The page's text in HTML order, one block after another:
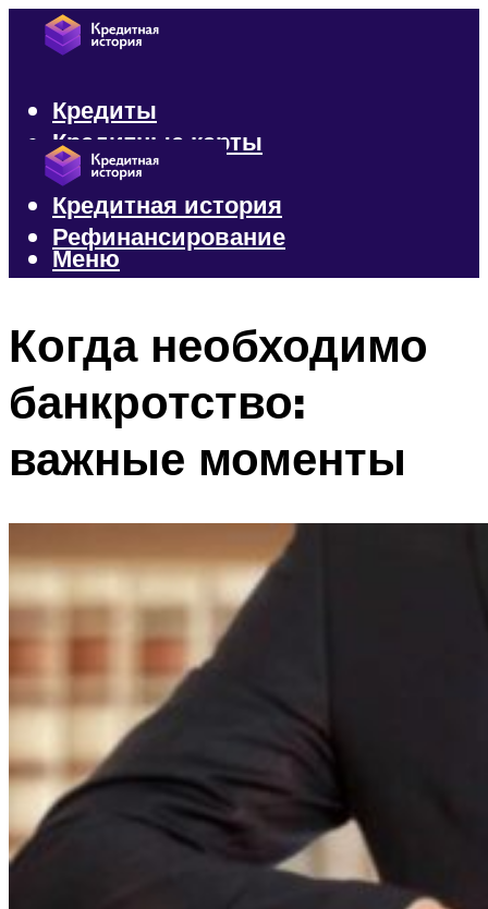
Кредиты
Кредитные карты
Микрозаймы
Кредитная история
Рефинансирование
Меню
Когда необходимо
банкротство:
важные моменты